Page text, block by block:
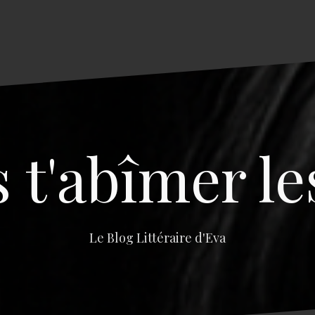
t'abîmer
Le Blog Littéraire d'Eva